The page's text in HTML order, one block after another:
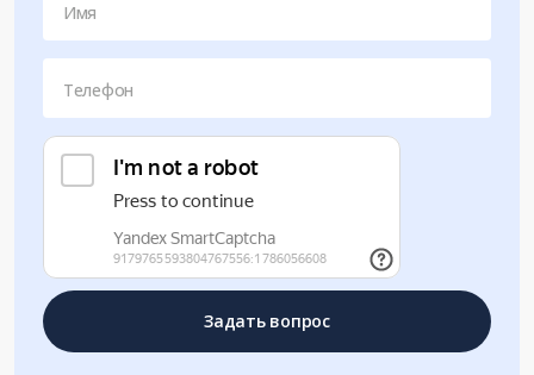
Имя
Телефон
Задать вопрос